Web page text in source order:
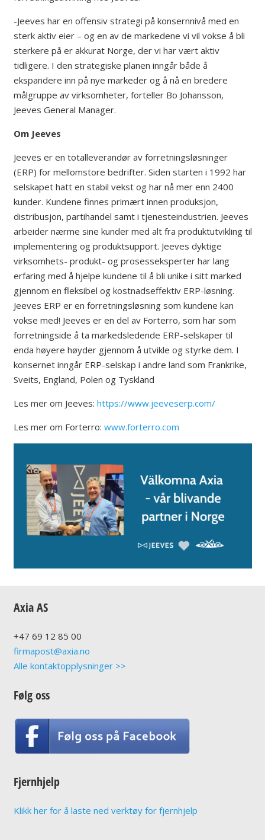
-Jeeves har en offensiv strategi på konsernnivå med en
sterk aktiv eier – og en av de markedene vi vil vokse å bli
sterkere på er akkurat Norge, der vi har vært aktiv
tidligere. I den strategiske planen inngår både å
ekspandere inn på nye markeder og å nå en bredere
målgruppe av virksomheter, forteller Bo Johansson,
Jeeves General Manager.
Om Jeeves
Jeeves er en totalleverandør av forretningsløsninger
(ERP) for mellomstore bedrifter. Siden starten i 1992 har
selskapet hatt en stabil vekst og har nå mer enn 2400
kunder. Kundene finnes primært innen produksjon,
distribusjon, partihandel samt i tjenesteindustrien. Jeeves
arbeider nærme sine kunder med alt fra produktutvikling til
implementering og produktsupport. Jeeves dyktige
virksomhets- produkt- og prosesseksperter har lang
erfaring med å hjelpe kundene til å bli unike i sitt marked
gjennom en fleksibel og kostnadseffektiv ERP-løsning.
Jeeves ERP er en forretningsløsning som kundene kan
vokse med! Jeeves er en del av Forterro, som har som
forretningside å ta markedsledende ERP-selskaper til
enda høyere høyder gjennom å utvikle og styrke dem. I
konsernet inngår ERP-selskap i andre land som Frankrike,
Sveits, England, Polen og Tyskland
Les mer om Jeeves: https://www.jeeveserp.com/
Les mer om Forterro: www.forterro.com
Axia AS
+47 69 12 85 00
firmapost@axia.no
Alle kontaktopplysninger >>
Følg oss
Fjernhjelp
Klikk her for å laste ned verktøy for fjernhjelp